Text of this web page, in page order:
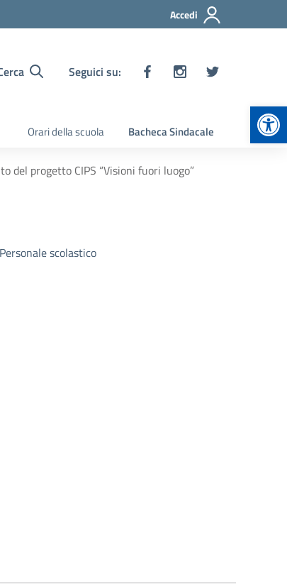
Accedi
Seguici su:
Orari della scuola Bacheca Sindacale
del progetto CIPS “Visioni fuori luogo”
Personale scolastico